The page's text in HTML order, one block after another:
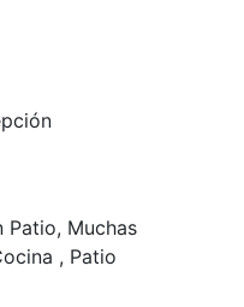
Patio, Muchas
, Patio